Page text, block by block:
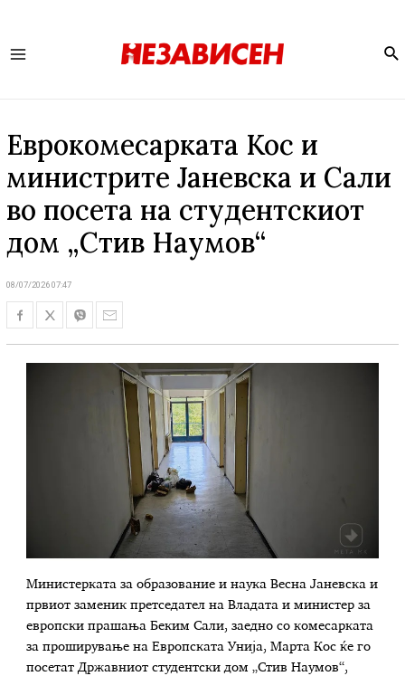
Еврокомесарката Кос и
министрите Јаневска и Сали
во посета на студентскиот
дом „Стив Наумов“
08/07/2026 07:47
Министерката за образование и наука Весна Јаневска и
првиот заменик претседател на Владата и министер за
европски прашања Беким Сали, заедно со комесарката
за проширување на Европската Унија, Марта Кос ќе го
посетат Државниот студентски дом „Стив Наумов“,